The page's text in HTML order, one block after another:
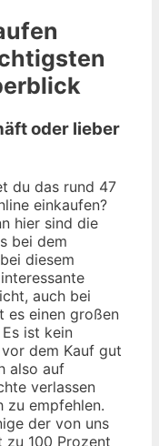
oder lieber
du das rund 47
einkaufen?
hier sind die
bei dem
diesem
auch bei
es einen großen
ist kein
dem Kauf gut
also auf
verlassen
zu empfehlen.
der von uns
zu 100 Prozent